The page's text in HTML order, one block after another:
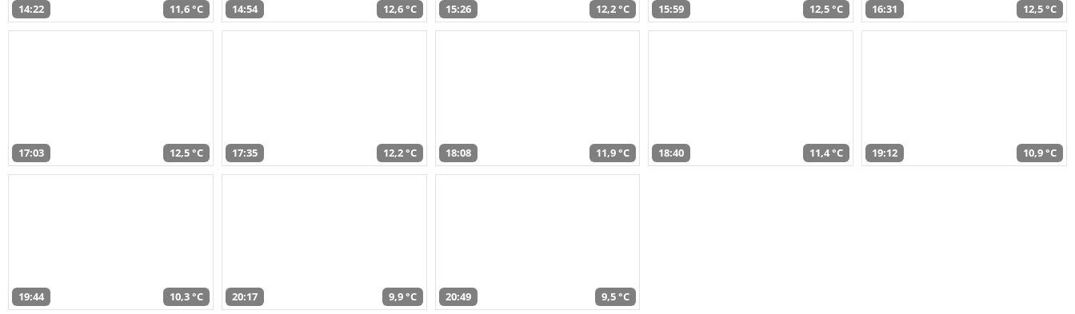
14:22 11,6 °C 14:54 12,6 °C 15:26 12,2 °C 15:59 12,5 °C 16:31 12,5 °C
17:03 12,5 °C 17:35 12,2 °C 18:08 11,9 °C 18:40 11,4 °C 19:12 10,9 °C
19:44 10,3 °C 20:17 9,9 °C 20:49 9,5 °C